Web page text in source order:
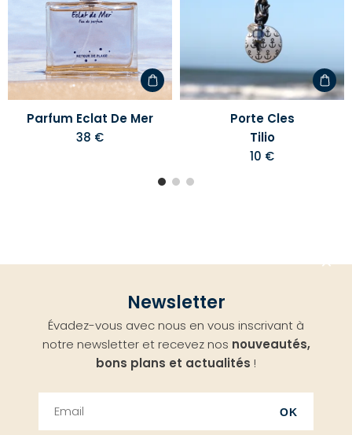
d'envies
Parfum Eclat De Mer
38 €
Porte Cles
Tilio
10 €
Newsletter
Évadez-vous avec nous en vous inscrivant à
notre newsletter et recevez nos nouveautés,
bons plans et actualités !
OK